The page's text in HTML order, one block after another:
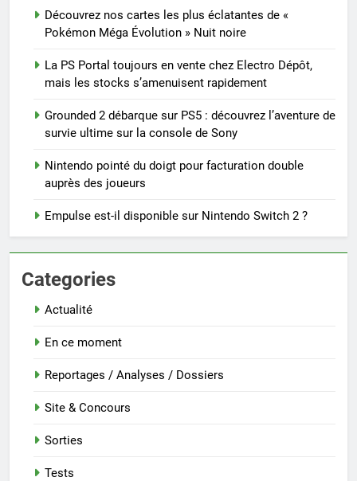
Découvrez nos cartes les plus éclatantes de «
Pokémon Méga Évolution » Nuit noire
La PS Portal toujours en vente chez Electro Dépôt,
mais les stocks s’amenuisent rapidement
Grounded 2 débarque sur PS5 : découvrez l’aventure de
survie ultime sur la console de Sony
Nintendo pointé du doigt pour facturation double
auprès des joueurs
Empulse est-il disponible sur Nintendo Switch 2 ?
Categories
Actualité
En ce moment
Reportages / Analyses / Dossiers
Site & Concours
Sorties
Tests